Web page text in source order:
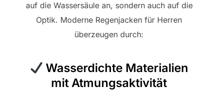
auf die Wassersäule an, sondern auch auf die
Optik. Moderne Regenjacken für Herren
überzeugen durch:
Wasserdichte Materialien
mit Atmungsaktivität